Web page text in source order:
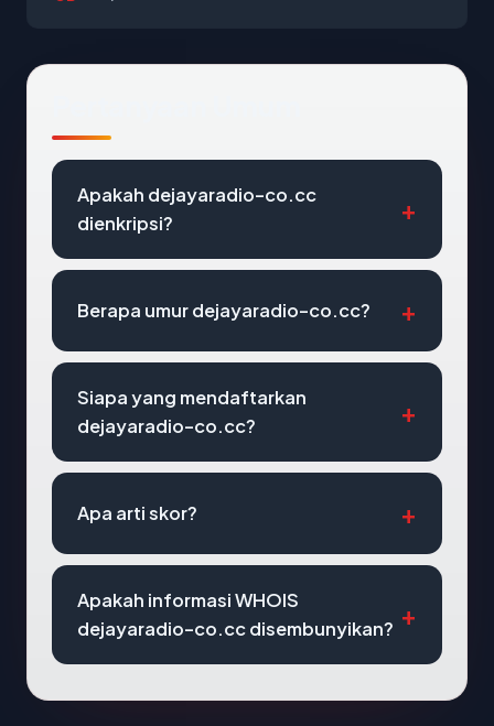
Apakah dejayaradio-co.cc
dienkripsi?
Berapa umur dejayaradio-co.cc?
Siapa yang mendaftarkan
dejayaradio-co.cc?
Apa arti skor?
Apakah informasi WHOIS
dejayaradio-co.cc disembunyikan?